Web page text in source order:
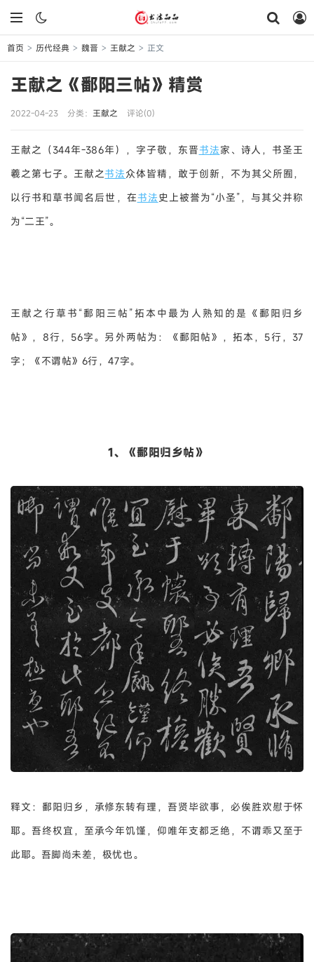
首页 > 历代经典 > 魏晋 > 王献之 > 正文
王献之《鄱阳三帖》精赏
2022-04-23 分类： 王献之 评论(0)
王献之（344年-386年），字子敬，东晋书法家、诗人，书圣王
羲之第七子。王献之书法众体皆精，敢于创新，不为其父所囿，
以行书和草书闻名后世，在书法史上被誉为“小圣”，与其父并称
为“二王”。
王献之行草书“鄱阳三帖”拓本中最为人熟知的是《鄱阳归乡
帖》，8行，56字。另外两帖为：《鄱阳帖》，拓本，5行，37
字；《不谓帖》6行，47字。
1、《鄱阳归乡帖》
释文：鄱阳归乡，承修东转有理，吾贤毕欲事，必俟胜欢慰于怀
耶。吾终权宜，至承今年饥馑，仰唯年支都乏绝，不谓乖又至于
此耶。吾脚尚未差，极忧也。